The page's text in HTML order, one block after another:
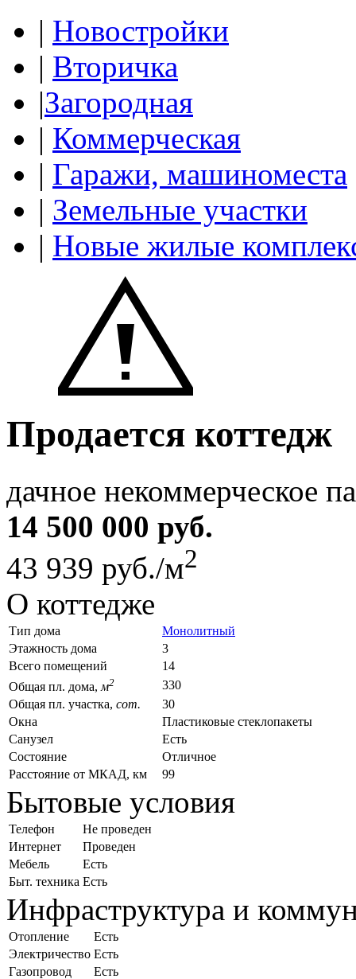
| Новостройки
| Вторичка
|Загородная
| Коммерческая
| Гаражи, машиноместа
| Земельные участки
| Новые жилые
Продается коттедж
дачное некоммерческое
14 500 000 руб.
43 939 руб./м2
О коттедже
Тип дома
Монолитный
Этажность дома
3
Всего помещений
14
Общая пл. дома, м2
330
Общая пл. участка, сот.
30
Окна
Пластиковые стеклопакеты
Санузел
Есть
Состояние
Отличное
Расстояние от МКАД, км
99
Бытовые условия
Телефон
Не проведен
Интернет
Проведен
Мебель
Есть
Быт. техника Есть
Инфраструктура и
Отопление
Есть
Электричество Есть
Газопровод
Есть